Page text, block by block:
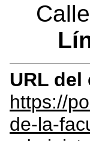
URL
https://
de-la-